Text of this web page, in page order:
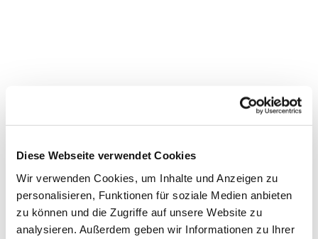
Diese Webseite verwendet Cookies
Wir verwenden Cookies, um Inhalte und Anzeigen zu
personalisieren, Funktionen für soziale Medien anbieten
zu können und die Zugriffe auf unsere Website zu
analysieren. Außerdem geben wir Informationen zu Ihrer
Dies könnte Sie auch interessieren